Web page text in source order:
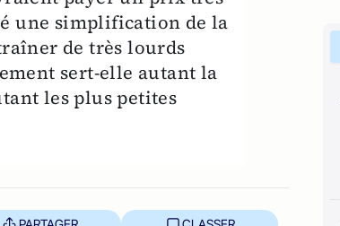
une simplification de la
de très lourds
sert-elle autant la
les plus petites